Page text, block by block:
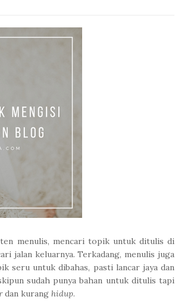
menulis, mencari topik untuk ditulis di
jalan keluarnya. Terkadang, menulis juga
seru untuk dibahas, pasti lancar jaya dan
sudah punya bahan untuk ditulis tapi
dan kurang hidup.